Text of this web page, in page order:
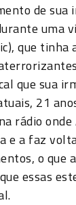
de sua
uma
que tinha
que sua
21
rádio
e a faz
o que
essas